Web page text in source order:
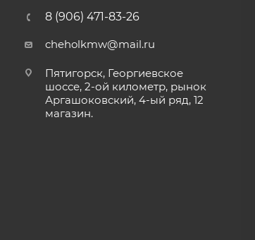
8 (906) 471-83-26
cheholkmw@mail.ru
Пятигорск, Георгиевское
шоссе, 2-ой километр, рынок
Аргашоковский, 4-ый ряд, 12
магазин.